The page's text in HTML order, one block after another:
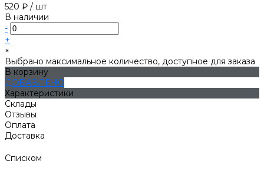
520 ₽ / шт
В наличии
-
+
×
Выбрано максимальное количество, доступное для заказа
В корзину
ДОБАВЛЕНО
Характеристики
Склады
Отзывы
Оплата
Доставка
Списком